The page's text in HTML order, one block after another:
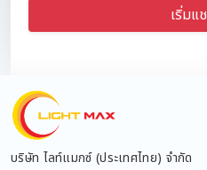
เริ่มแ
บริษัท ไลท์แมกซ์ (ประเทศไทย) จำกัด